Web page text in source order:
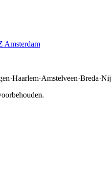
Amsterdam
·Haarlem·Amstelveen·Breda·